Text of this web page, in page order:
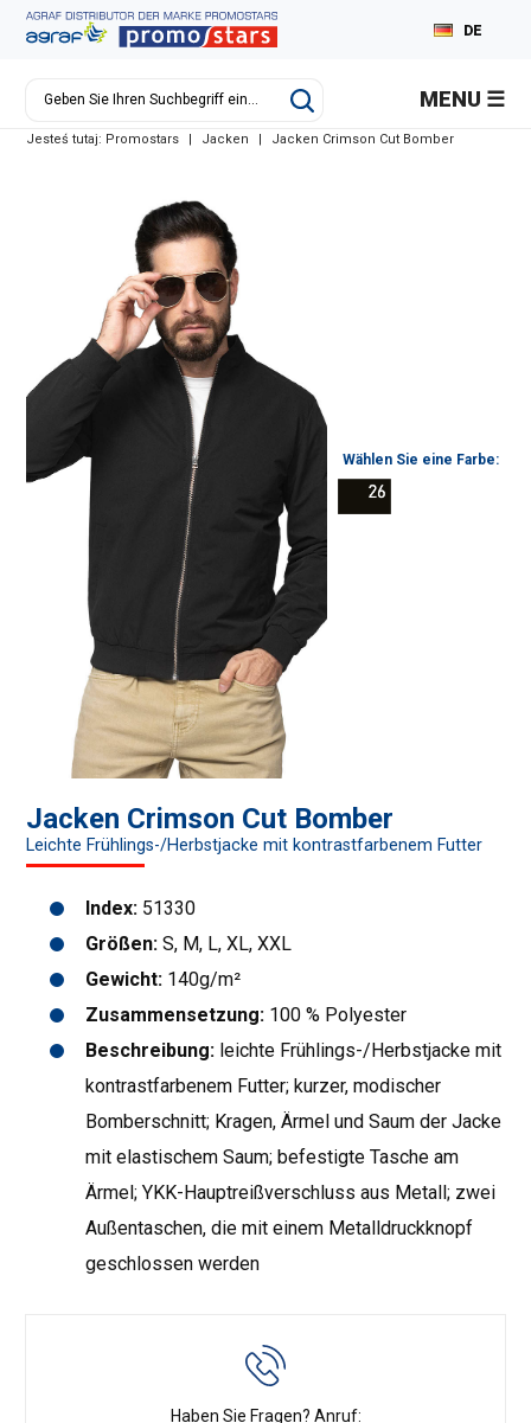
DE
RU
MENU
Jesteś tutaj: Promostars | Jacken | Jacken Crimson Cut Bomber
Jacken Crimson Cut Bomber
Leichte Frühlings-/Herbstjacke mit kontrastfarbenem Futter
Index: 51330
Größen: S, M, L, XL, XXL
Gewicht: 140g/m²
Zusammensetzung: 100 % Polyester
Beschreibung: leichte Frühlings-/Herbstjacke mit
kontrastfarbenem Futter; kurzer, modischer
Bomberschnitt; Kragen, Ärmel und Saum der Jacke
mit elastischem Saum; befestigte Tasche am
Ärmel; YKK-Hauptreißverschluss aus Metall; zwei
Außentaschen, die mit einem Metalldruckknopf
geschlossen werden
Haben Sie Fragen? Anruf:
Wählen Sie eine Farbe: